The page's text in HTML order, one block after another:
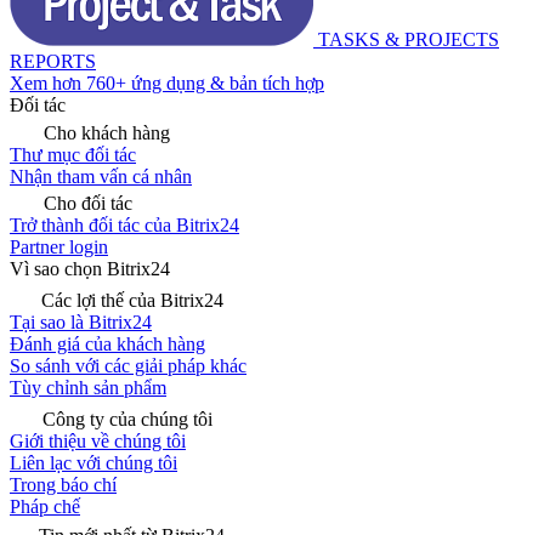
TASKS & PROJECTS
REPORTS
Xem hơn 760+ ứng dụng & bản tích hợp
Đối tác
Cho khách hàng
Thư mục đối tác
Nhận tham vấn cá nhân
Cho đối tác
Trở thành đối tác của Bitrix24
Partner login
Vì sao chọn Bitrix24
Các lợi thế của Bitrix24
Tại sao là Bitrix24
Đánh giá của khách hàng
So sánh với các giải pháp khác
Tùy chỉnh sản phẩm
Công ty của chúng tôi
Giới thiệu về chúng tôi
Liên lạc với chúng tôi
Trong báo chí
Pháp chế